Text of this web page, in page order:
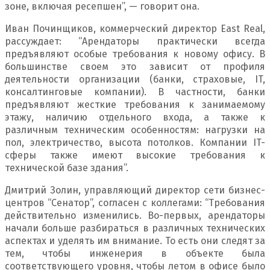
зоне, включая ресепшен”, — говорит она.
Иван Починщиков, коммерческий директор East Real,
рассуждает: “Арендаторы практически всегда
предъявляют особые требования к новому офису. В
большинстве своем это зависит от профиля
деятельности организации (банки, страховые, IT,
консалтинговые компании). В частности, банки
предъявляют жесткие требования к занимаемому
этажу, наличию отдельного входа, а также к
различным техническим особенностям: нагрузки на
пол, электричество, высота потолков. Компании IT-
сферы также имеют высокие требования к
технической базе здания”.
Дмитрий Золин, управляющий директор сети бизнес-
центров “Сенатор”, согласен с коллегами: “Требования
действительно изменились. Во-первых, арендаторы
начали больше разбираться в различных технических
аспектах и уделять им внимание. То есть они следят за
тем, чтобы инженерия в объекте была
соответствующего уровня, чтобы летом в офисе было